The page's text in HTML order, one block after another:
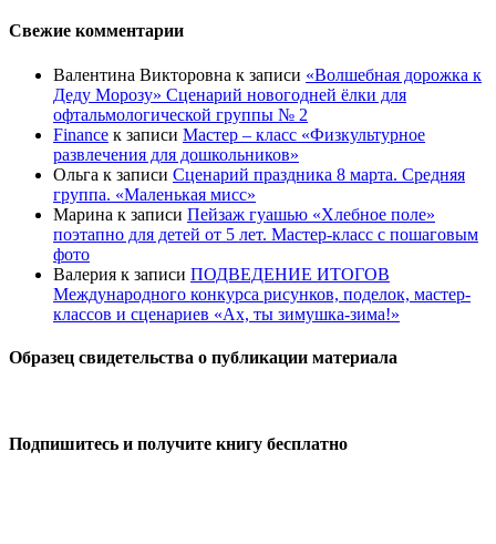
Свежие комментарии
Валентина Викторовна к записи «Волшебная дорожка к
Деду Морозу» Сценарий новогодней ёлки для
офтальмологической группы № 2
Finance к записи Мастер – класс «Физкультурное
развлечения для дошкольников»
Ольга к записи Сценарий праздника 8 марта. Средняя
группа. «Маленькая мисс»
Марина к записи Пейзаж гуашью «Хлебное поле»
поэтапно для детей от 5 лет. Мастер-класс с пошаговым
фото
Валерия к записи ПОДВЕДЕНИЕ ИТОГОВ
Международного конкурса рисунков, поделок, мастер-
классов и сценариев «Ах, ты зимушка-зима!»
Образец свидетельства о публикации материала
Подпишитесь и получите книгу бесплатно